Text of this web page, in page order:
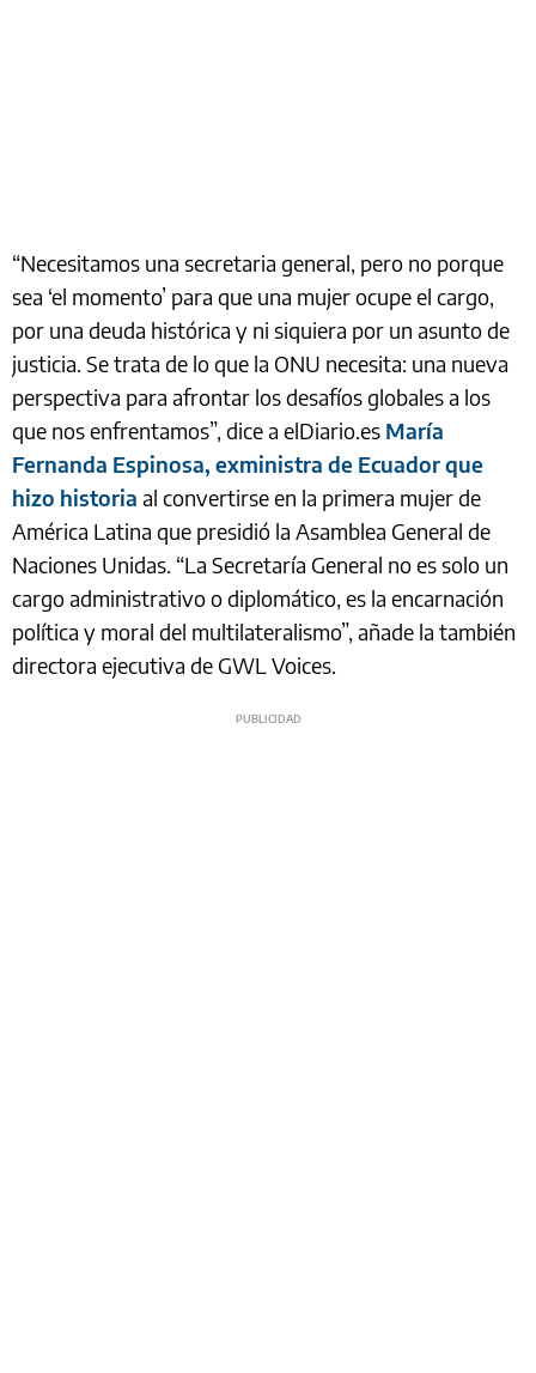
“Necesitamos una secretaria general, pero no porque
sea ‘el momento’ para que una mujer ocupe el cargo,
por una deuda histórica y ni siquiera por un asunto de
justicia. Se trata de lo que la ONU necesita: una nueva
perspectiva para afrontar los desafíos globales a los
que nos enfrentamos”, dice a elDiario.es María
Fernanda Espinosa, exministra de Ecuador que
hizo historia al convertirse en la primera mujer de
América Latina que presidió la Asamblea General de
Naciones Unidas. “La Secretaría General no es solo un
cargo administrativo o diplomático, es la encarnación
política y moral del multilateralismo”, añade la también
directora ejecutiva de GWL Voices.